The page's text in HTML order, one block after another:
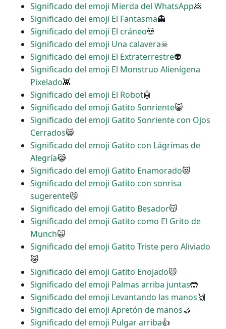
Significado del emoji Mierda del WhatsApp💩
Significado del emoji El Fantasma👻
Significado del emoji El cráneo💀
Significado del emoji Una calavera☠
Significado del emoji El Extraterrestre👽
Significado del emoji El Monstruo Alienígena
Pixelado👾
Significado del emoji El Robot🤖
Significado del emoji Gatito Sonriente😺
Significado del emoji Gatito Sonriente con Ojos
Cerrados😸
Significado del emoji Gatito con Lágrimas de
Alegría😹
Significado del emoji Gatito Enamorado😻
Significado del emoji Gatito con sonrisa
sugerente😼
Significado del emoji Gatito Besador😽
Significado del emoji Gatito como El Grito de
Munch🙀
Significado del emoji Gatito Triste pero Aliviado
😿
Significado del emoji Gatito Enojado😾
Significado del emoji Palmas arriba juntas🤲
Significado del emoji Levantando las manos🙌
Significado del emoji Apretón de manos🤝
Significado del emoji Pulgar arriba👍